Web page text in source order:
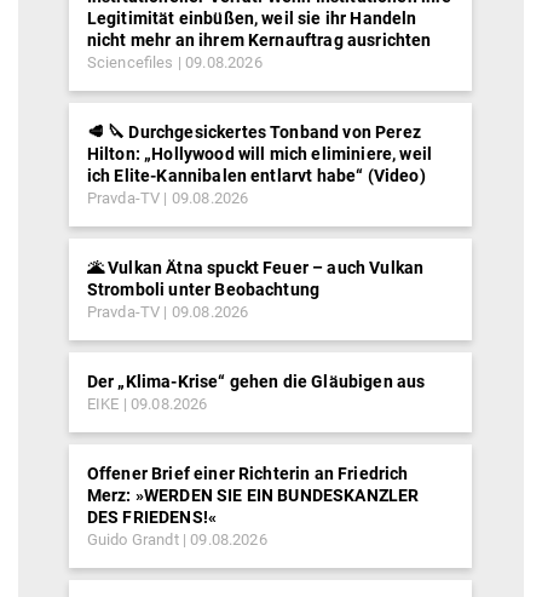
Legitimität einbüßen, weil sie ihr Handeln
nicht mehr an ihrem Kernauftrag ausrichten
Sciencefiles 09.08.2026
🥩 🔪 Durchgesickertes Tonband von Perez
Hilton: „Hollywood will mich eliminiere, weil
ich Elite-Kannibalen entlarvt habe“ (Video)
Pravda-TV 09.08.2026
🌋 Vulkan Ätna spuckt Feuer – auch Vulkan
Stromboli unter Beobachtung
Pravda-TV 09.08.2026
Der „Klima-Krise“ gehen die Gläubigen aus
EIKE 09.08.2026
Offener Brief einer Richterin an Friedrich
Merz: »WERDEN SIE EIN BUNDESKANZLER
DES FRIEDENS!«
Guido Grandt 09.08.2026